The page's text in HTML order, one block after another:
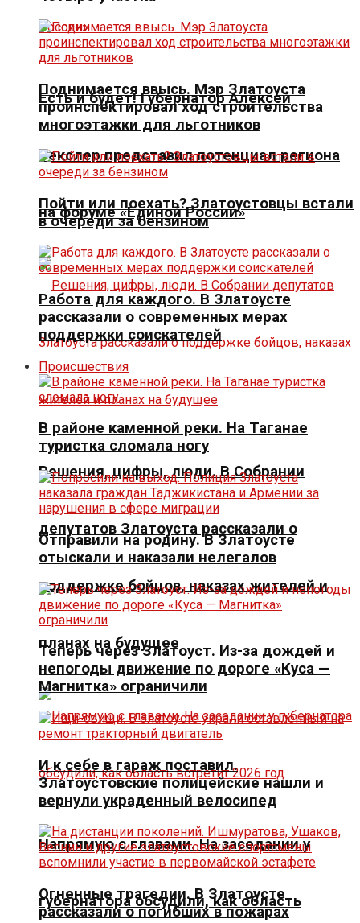
Есть и будет! Губернатор Алексей
Текслер представил потенциал региона
на форуме «Единой России»
Решения, цифры, люди. В Собрании
депутатов Златоуста рассказали о
поддержке бойцов, наказах жителей и
планах на будущее
Напрямую с главами. На заседании у
губернатора обсудили, как область
Поднимается ввысь. Мэр Златоуста
проинспектировал ход строительства
многоэтажки для льготников
Пойти или поехать? Златоустовцы встали
в очереди за бензином
Работа для каждого. В Златоусте
рассказали о современных мерах
поддержки соискателей
Происшествия
В районе каменной реки. На Таганае
туристка сломала ногу
Отправили на родину. В Златоусте
отыскали и наказали нелегалов
Теперь через Златоуст. Из-за дождей и
непогоды движение по дороге «Куса —
Магнитка» ограничили
И к себе в гараж поставил.
Златоустовские полицейские нашли и
вернули украденный велосипед
Огненные трагедии. В Златоусте
рассказали о погибших в пожарах